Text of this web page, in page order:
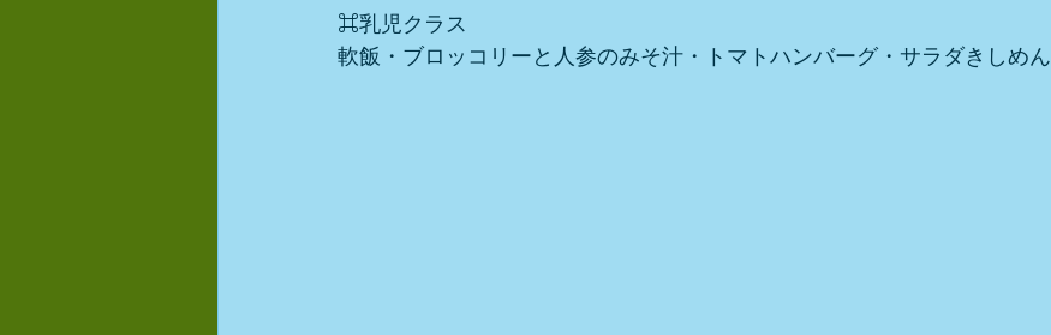
⌘乳児クラス
軟飯・ブロッコリーと人参のみそ汁・トマトハンバーグ・サラダきしめん